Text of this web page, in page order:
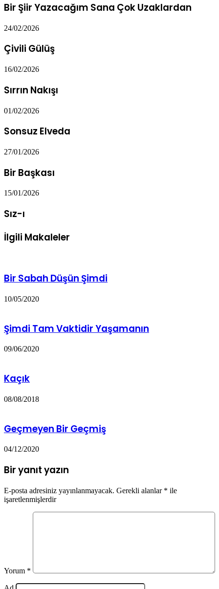
Bir Şiir Yazacağım Sana Çok Uzaklardan
24/02/2026
Çivili Gülüş
16/02/2026
Sırrın Nakışı
01/02/2026
Sonsuz Elveda
27/01/2026
Bir Başkası
15/01/2026
Sız-ı
İlgili Makaleler
Bir Sabah Düşün Şimdi
10/05/2020
Şimdi Tam Vaktidir Yaşamanın
09/06/2020
Kaçık
08/08/2018
Geçmeyen Bir Geçmiş
04/12/2020
Bir yanıt yazın
E-posta adresiniz yayınlanmayacak. Gerekli alanlar * ile
işaretlenmişlerdir
Yorum *